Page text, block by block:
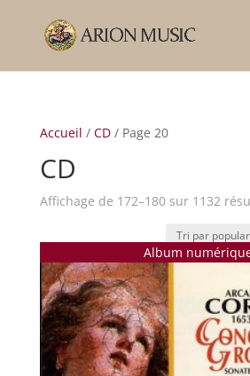
Accueil / CD/ Page 20
CD
Affichage de 172–180 sur 1132
Album